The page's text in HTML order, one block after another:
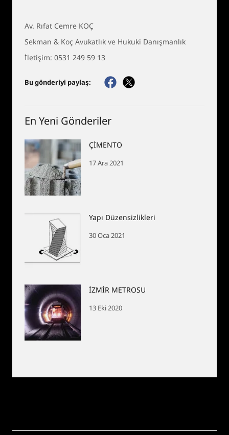
Av. Rıfat Cemre KOÇ
Sekman & Koç Avukatlık ve Hukuki Danışmanlık
İletişim: 0531 249 59 13
Bu gönderiyi paylaş:
En Yeni Gönderiler
ÇİMENTO
17 Ara 2021
Yapı Düzensizlikleri
30 Oca 2021
İZMİR METROSU
13 Eki 2020